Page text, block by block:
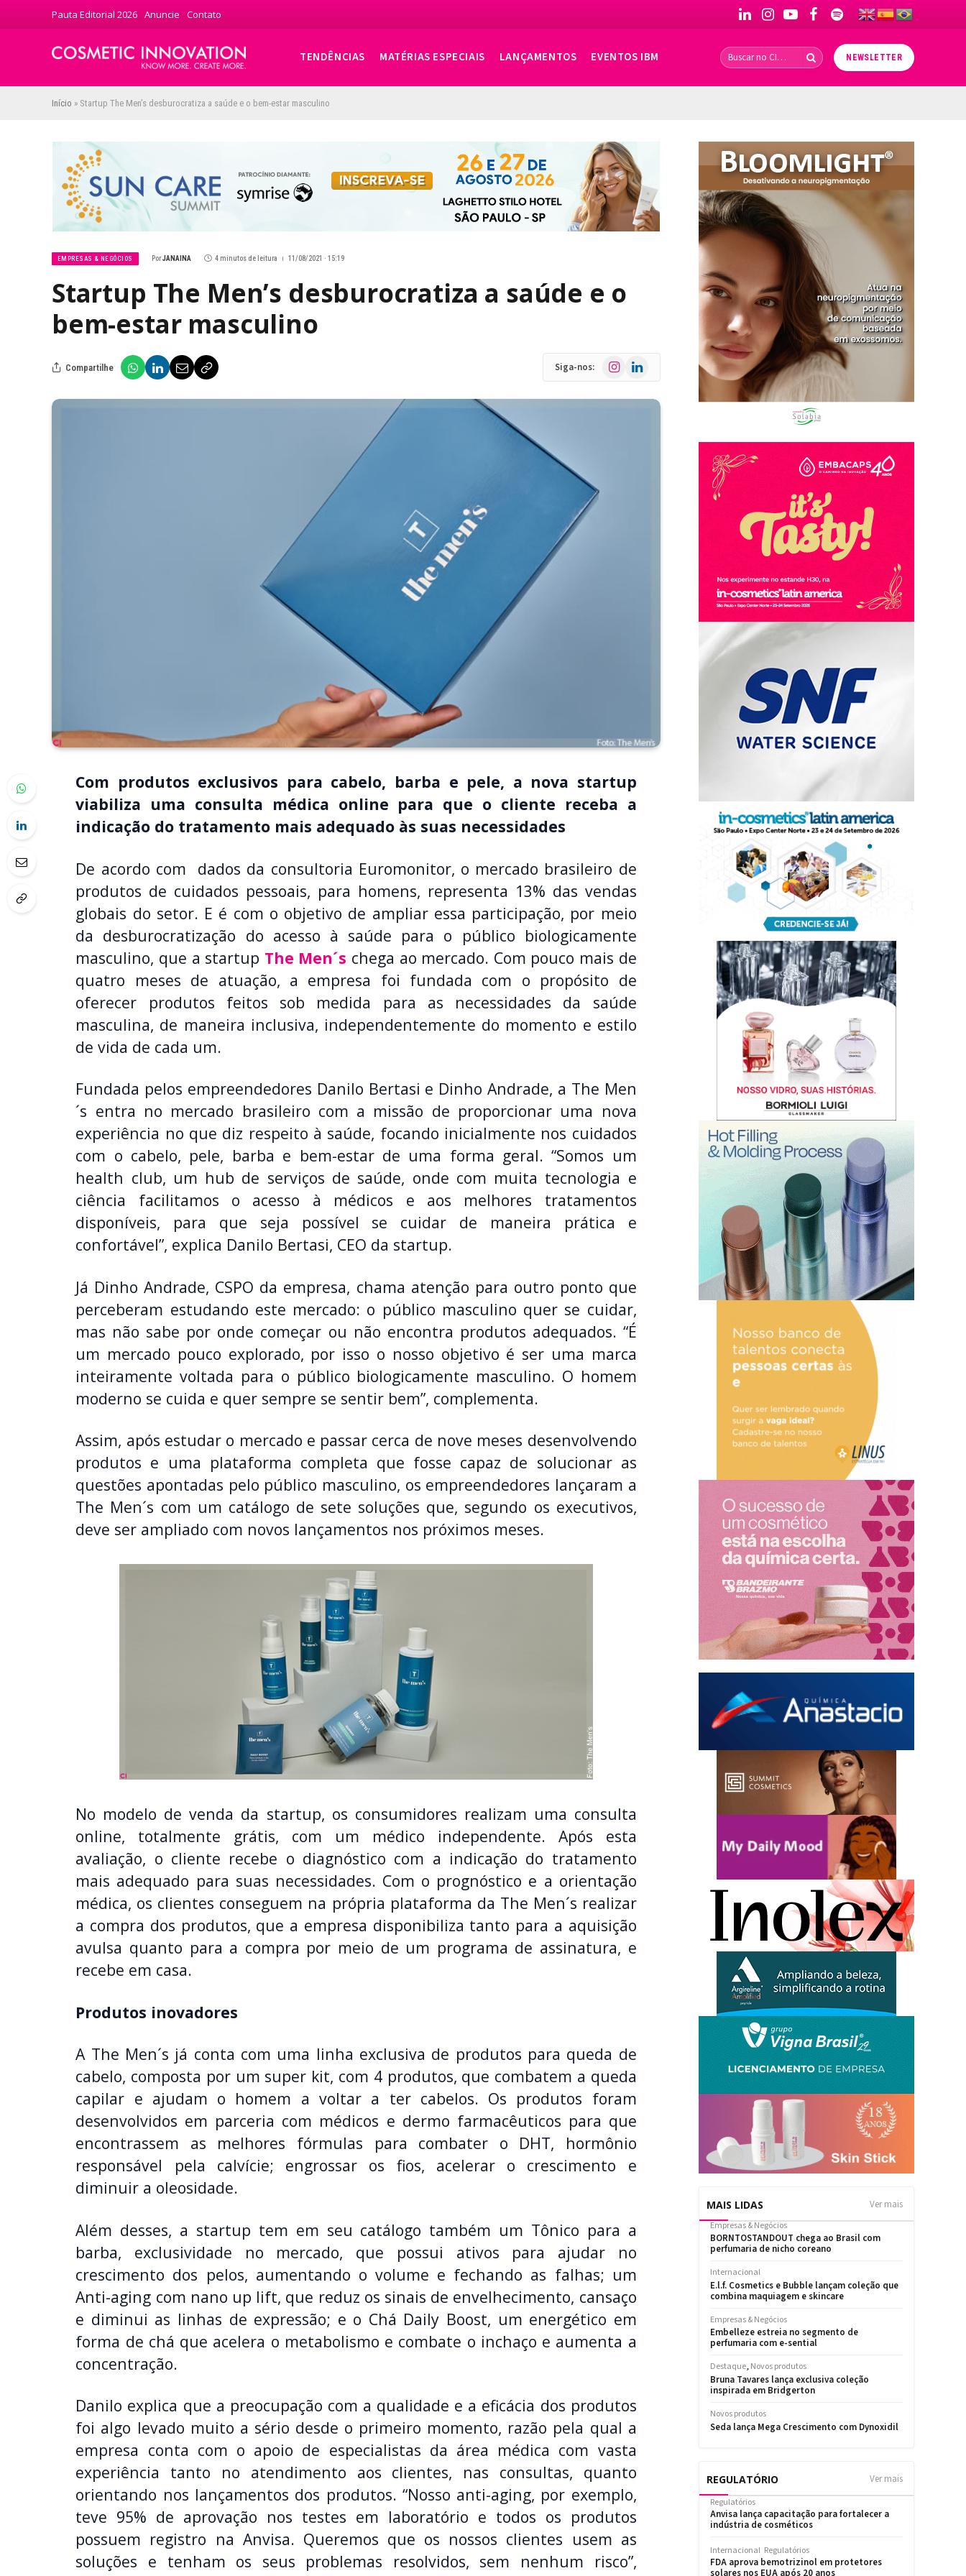
Pauta Editorial 2026 Anuncie Contato LinkedInInstagramYouTubeFacebookSpotify
TENDÊNCIAS MATÉRIAS ESPECIAIS LANÇAMENTOS EVENTOS IBM NEWSLETTER
Início » Startup The Men’s desburocratiza a saúde e o bem-estar masculino
EMPRESAS & NEGÓCIOS Por JANAINA 4 minutos de leitura 11/08/2021 · 15:19
Startup The Men’s desburocratiza a saúde e o
bem-estar masculino
Compartilhe Siga-nos: InstagramLinkedIn
Com produtos exclusivos para cabelo, barba e pele, a nova startup
viabiliza uma consulta médica online para que o cliente receba a
indicação do tratamento mais adequado às suas necessidades
De acordo com dados da consultoria Euromonitor, o mercado brasileiro de
produtos de cuidados pessoais, para homens, representa 13% das vendas
globais do setor. E é com o objetivo de ampliar essa participação, por meio
da desburocratização do acesso à saúde para o público biologicamente
masculino, que a startup The Men´s chega ao mercado. Com pouco mais de
quatro meses de atuação, a empresa foi fundada com o propósito de
oferecer produtos feitos sob medida para as necessidades da saúde
masculina, de maneira inclusiva, independentemente do momento e estilo
de vida de cada um.
Fundada pelos empreendedores Danilo Bertasi e Dinho Andrade, a The Men
´s entra no mercado brasileiro com a missão de proporcionar uma nova
experiência no que diz respeito à saúde, focando inicialmente nos cuidados
com o cabelo, pele, barba e bem-estar de uma forma geral. “Somos um
health club, um hub de serviços de saúde, onde com muita tecnologia e
ciência facilitamos o acesso à médicos e aos melhores tratamentos
disponíveis, para que seja possível se cuidar de maneira prática e
confortável”, explica Danilo Bertasi, CEO da startup.
Já Dinho Andrade, CSPO da empresa, chama atenção para outro ponto que
perceberam estudando este mercado: o público masculino quer se cuidar,
mas não sabe por onde começar ou não encontra produtos adequados. “É
um mercado pouco explorado, por isso o nosso objetivo é ser uma marca
inteiramente voltada para o público biologicamente masculino. O homem
moderno se cuida e quer sempre se sentir bem”, complementa.
Assim, após estudar o mercado e passar cerca de nove meses desenvolvendo
produtos e uma plataforma completa que fosse capaz de solucionar as
questões apontadas pelo público masculino, os empreendedores lançaram a
The Men´s com um catálogo de sete soluções que, segundo os executivos,
deve ser ampliado com novos lançamentos nos próximos meses.
No modelo de venda da startup, os consumidores realizam uma consulta
online, totalmente grátis, com um médico independente. Após esta
avaliação, o cliente recebe o diagnóstico com a indicação do tratamento
mais adequado para suas necessidades. Com o prognóstico e a orientação
médica, os clientes conseguem na própria plataforma da The Men´s realizar
a compra dos produtos, que a empresa disponibiliza tanto para a aquisição
avulsa quanto para a compra por meio de um programa de assinatura, e
recebe em casa.
Produtos inovadores
A The Men´s já conta com uma linha exclusiva de produtos para queda de
cabelo, composta por um super kit, com 4 produtos, que combatem a queda
capilar e ajudam o homem a voltar a ter cabelos. Os produtos foram
desenvolvidos em parceria com médicos e dermo farmacêuticos para que
encontrassem as melhores fórmulas para combater o DHT, hormônio
responsável pela calvície; engrossar os fios, acelerar o crescimento e
diminuir a oleosidade.
Além desses, a startup tem em seu catálogo também um Tônico para a
barba, exclusividade no mercado, que possui ativos para ajudar no
crescimento dos pelos, aumentando o volume e fechando as falhas; um
Anti-aging com nano up lift, que reduz os sinais de envelhecimento, cansaço
e diminui as linhas de expressão; e o Chá Daily Boost, um energético em
forma de chá que acelera o metabolismo e combate o inchaço e aumenta a
concentração.
Danilo explica que a preocupação com a qualidade e a eficácia dos produtos
foi algo levado muito a sério desde o primeiro momento, razão pela qual a
empresa conta com o apoio de especialistas da área médica com vasta
experiência tanto no atendimento aos clientes, nas consultas, quanto
orientando nos lançamentos dos produtos. “Nosso anti-aging, por exemplo,
teve 95% de aprovação nos testes em laboratório e todos os produtos
possuem registro na Anvisa. Queremos que os nossos clientes usem as
soluções e tenham os seus problemas resolvidos, sem nenhum risco”,
MAIS LIDAS Ver mais
REGULATÓRIO Ver mais
Regulatórios
Anvisa lança capacitação para fortalecer a
indústria de cosméticos
Internacional Regulatórios
FDA aprova bemotrizinol em protetores
solares nos EUA após 20 anos